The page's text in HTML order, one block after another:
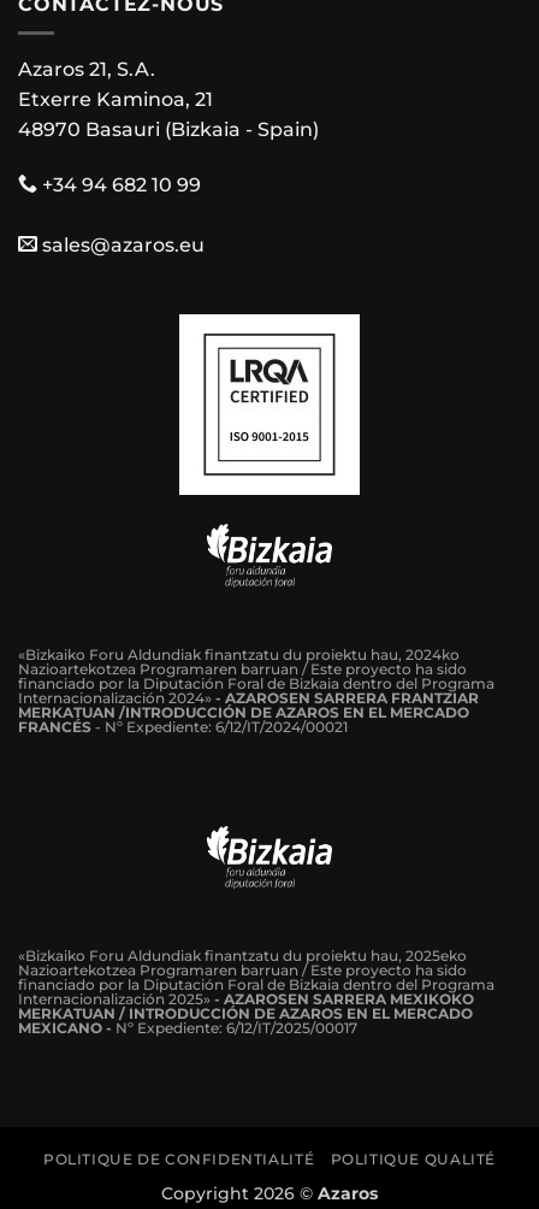
Azaros 21, S.A.
Etxerre Kaminoa, 21
48970 Basauri (Bizkaia - Spain)
+34 94 682 10 99
sales@azaros.eu
«Bizkaiko Foru Aldundiak finantzatu du proiektu hau, 2024ko
Nazioartekotzea Programaren barruan / Este proyecto ha sido
financiado por la Diputación Foral de Bizkaia dentro del Programa
Internacionalización 2024» - AZAROSEN SARRERA FRANTZIAR
MERKATUAN /INTRODUCCIÓN DE AZAROS EN EL MERCADO
FRANCÉS - Nº Expediente: 6/12/IT/2024/00021
«Bizkaiko Foru Aldundiak finantzatu du proiektu hau, 2025eko
Nazioartekotzea Programaren barruan / Este proyecto ha sido
financiado por la Diputación Foral de Bizkaia dentro del Programa
Internacionalización 2025» - AZAROSEN SARRERA MEXIKOKO
MERKATUAN / INTRODUCCIÓN DE AZAROS EN EL MERCADO
MEXICANO - Nº Expediente: 6/12/IT/2025/00017
POLITIQUE DE CONFIDENTIALITÉ POLITIQUE QUALITÉ
Copyright 2026 © Azaros